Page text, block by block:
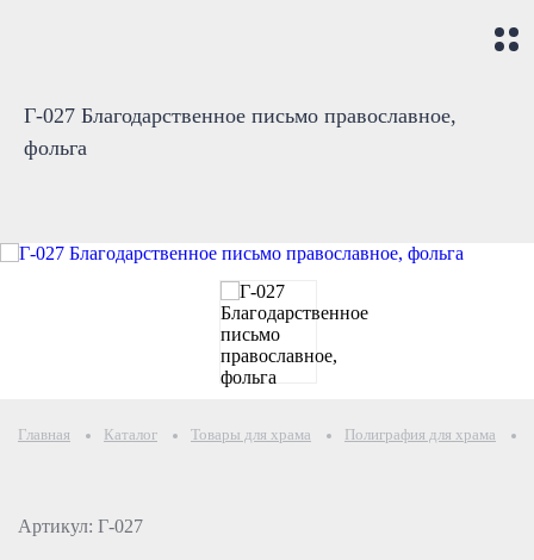
Г-027 Благодарственное письмо православное,
фольга
Главная Каталог Товары для храма Полиграфия для храма
Артикул: Г-027